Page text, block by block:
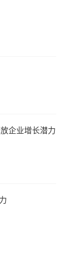
企业增长潜力